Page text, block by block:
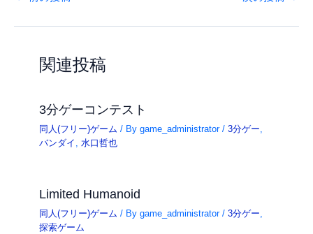
関連投稿
3分ゲーコンテスト
同人(フリー)ゲーム / Bygame_administrator/3分ゲー,
バンダイ ,水口哲也
Limited Humanoid
同人(フリー)ゲーム / Bygame_administrator/3分ゲー,
探索ゲーム